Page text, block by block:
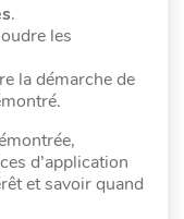
.
les
la démarche de
d’application
et savoir quand